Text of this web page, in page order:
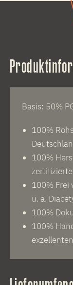
Basis: 50%
100%
100%
100% Frei
u. a.
100%
100%